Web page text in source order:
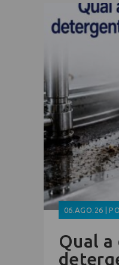
06.AGO.26 |
Qual